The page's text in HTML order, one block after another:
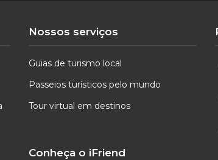
Nossos serviços
Guias de turismo local
Passeios turísticos pelo mundo
Tour virtual em destinos
Conheça o iFriend